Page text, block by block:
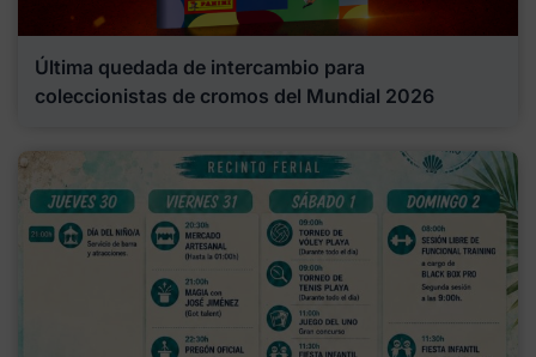
Última quedada de intercambio para
coleccionistas de cromos del Mundial 2026